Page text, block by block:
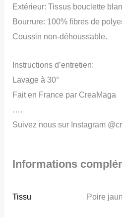
Extérieur: Tissus bouclette
Bourrure: 100% fibres de
Coussin non-déhoussable.
Instructions d’entretien:
Lavage à 30°
Fait en France par CreaMaga
Suivez nous sur Instagram
Informations
Tissu Poire